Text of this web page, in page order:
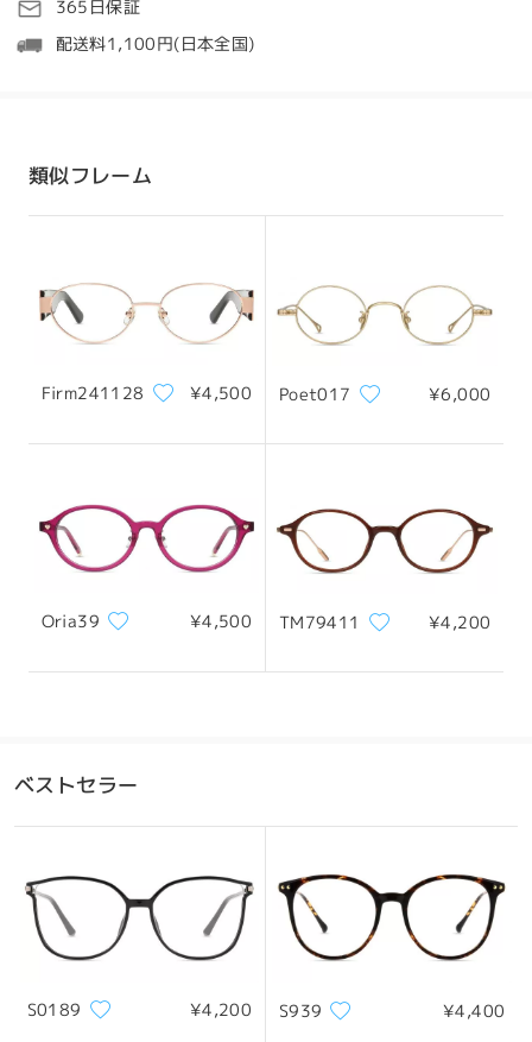
5-7営業日
詳細
配送時間
365日保証
配送料1,100円(日本全国)
類似フレーム
Firm241128 ¥4,500 Poet017 ¥6,000
Oria39 ¥4,500 TM79411 ¥4,200
ベストセラー
S0189 ¥4,200 S939 ¥4,400